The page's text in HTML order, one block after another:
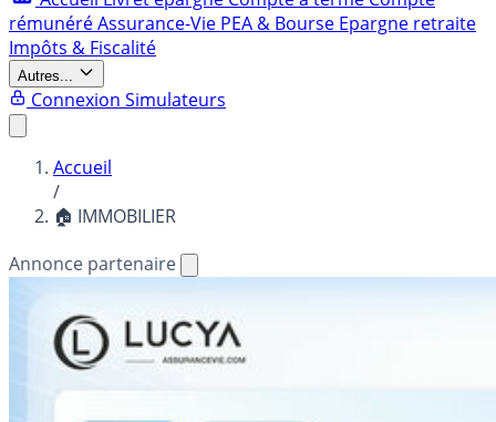
rémunéréAssurance-Vie PEA & Bourse Epargne retraite
Impôts & Fiscalité
Autres...
Connexion Simulateurs
Accueil
/
🏠 IMMOBILIER
Annonce partenaire